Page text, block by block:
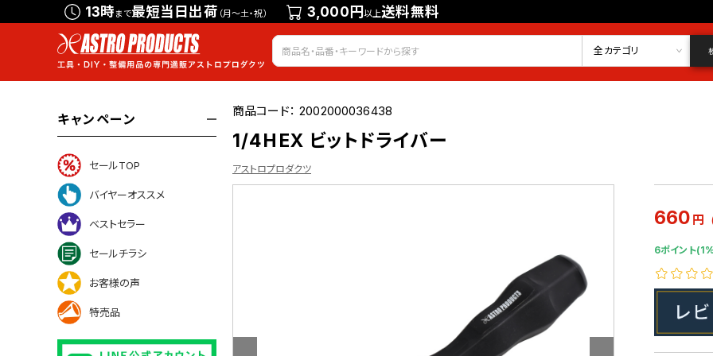
13時まで最短当日出荷 （月～土・祝） 3,000円以上送料無料
会員登録 ログイン
お気に入り
全カテゴリ
キャンペーン
セールTOP
バイヤーオススメ
ベストセラー
セールチラシ
お客様の声
特売品
商品コード：2002000036438
1/4HEX ビットドライバー
アストロプロダクツ
660 円
6ポイント